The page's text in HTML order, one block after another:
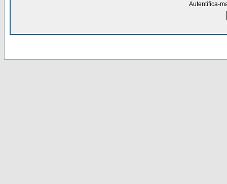
Autentifica-